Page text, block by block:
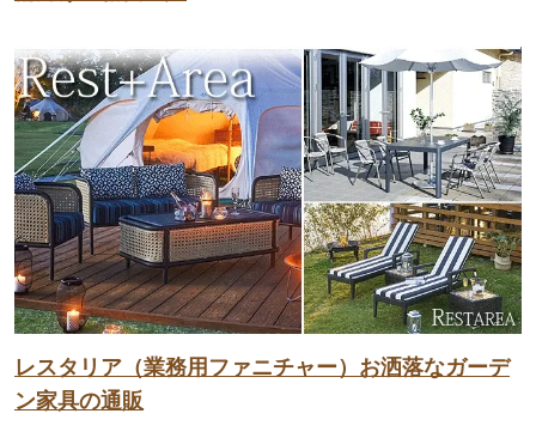
レスタリア（業務用ファニチャー）お洒落なガーデ
ン家具の通販